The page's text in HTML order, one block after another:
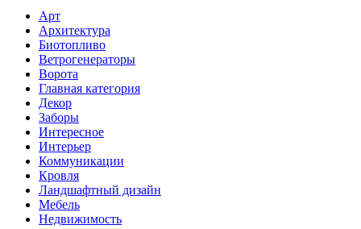
Арт
Архитектура
Биотопливо
Ветрогенераторы
Ворота
Главная категория
Декор
Заборы
Интересное
Интерьер
Коммуникации
Кровля
Ландшафтный дизайн
Мебель
Недвижимость